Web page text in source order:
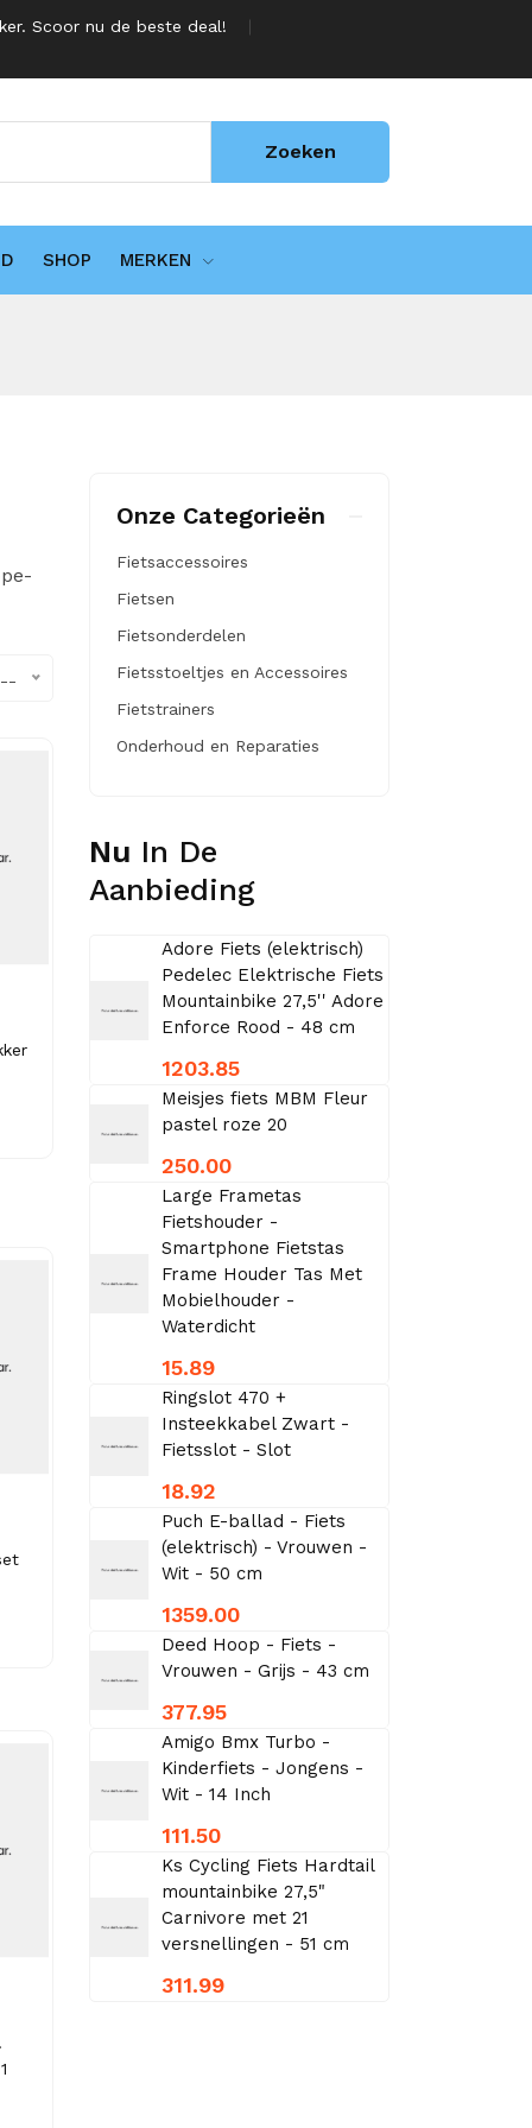
Scoor nu de beste deal!
Zoeken
SHOP MERKEN
--
Onze Categorieën
Fietsaccessoires
Fietsen
Fietsonderdelen
Fietsstoeltjes en Accessoires
Fietstrainers
Onderhoud en Reparaties
Nu In De
Aanbieding
Adore Fiets (elektrisch)
Pedelec Elektrische Fiets
Mountainbike 27,5'' Adore
Enforce Rood - 48 cm
1203.85
Meisjes fiets MBM Fleur
pastel roze 20
250.00
Large Frametas
Fietshouder -
Smartphone Fietstas
Frame Houder Tas Met
Mobielhouder -
Waterdicht
15.89
Ringslot 470 +
Insteekkabel Zwart -
Fietsslot - Slot
18.92
Puch E-ballad - Fiets
(elektrisch) - Vrouwen -
Wit - 50 cm
1359.00
Deed Hoop - Fiets -
Vrouwen - Grijs - 43 cm
377.95
Amigo Bmx Turbo -
Kinderfiets - Jongens -
Wit - 14 Inch
111.50
Ks Cycling Fiets Hardtail
mountainbike 27,5"
Carnivore met 21
versnellingen - 51 cm
311.99